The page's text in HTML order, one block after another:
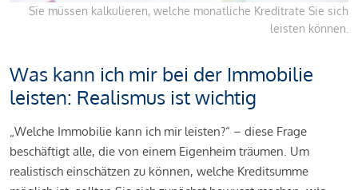
Sie müssen kalkulieren, welche monatliche Kreditrate Sie sich
leisten können.
Was kann ich mir bei der Immobilie
leisten: Realismus ist wichtig
„Welche Immobilie kann ich mir leisten?“ – diese Frage
beschäftigt alle, die von einem Eigenheim träumen. Um
realistisch einschätzen zu können, welche Kreditsumme